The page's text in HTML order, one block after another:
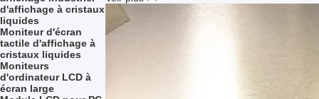
d'affichage à cristaux
liquides
Moniteur d'écran
tactile d'affichage à
cristaux liquides
Moniteurs
d'ordinateur LCD à
écran large